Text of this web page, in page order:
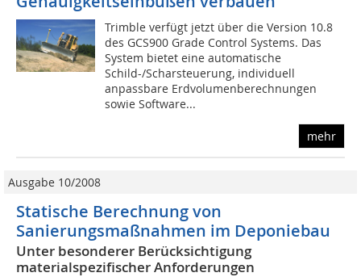
Trimble verfügt jetzt über die Version 10.8
des GCS900 Grade Control Systems. Das
System bietet eine automatische
Schild-/Scharsteuerung, individuell
anpassbare Erdvolumenberechnungen
sowie Software...
mehr
Ausgabe 10/2008
Statische Berechnung von
Sanierungsmaßnahmen im Deponiebau
Unter besonderer Berücksichtigung
materialspezifischer Anforderungen